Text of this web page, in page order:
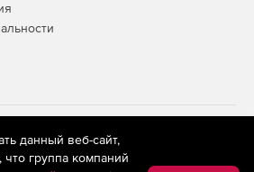
store.softline.ru применяются
(информационные технологии
на основе сбора,
данный веб-сайт,
что группа компаний